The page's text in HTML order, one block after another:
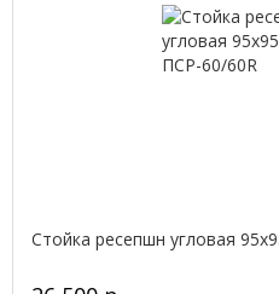
Стойка ресепшн угловая